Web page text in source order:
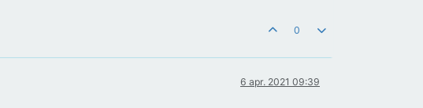
0
6 apr. 2021 09:39